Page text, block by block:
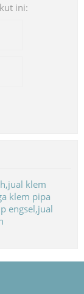
ini: